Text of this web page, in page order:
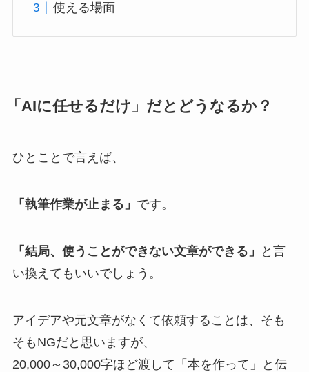
使える場面
「AIに任せるだけ」だとどうなるか？
ひとことで言えば、
「執筆作業が止まる」 です。
「結局、使うことができない文章ができる」
と言
い換えてもいいでしょう。
アイデアや元文章がなくて依頼することは、そも
そもNGだと思いますが、
20,000～30,000字ほど渡して「本を作って」と伝